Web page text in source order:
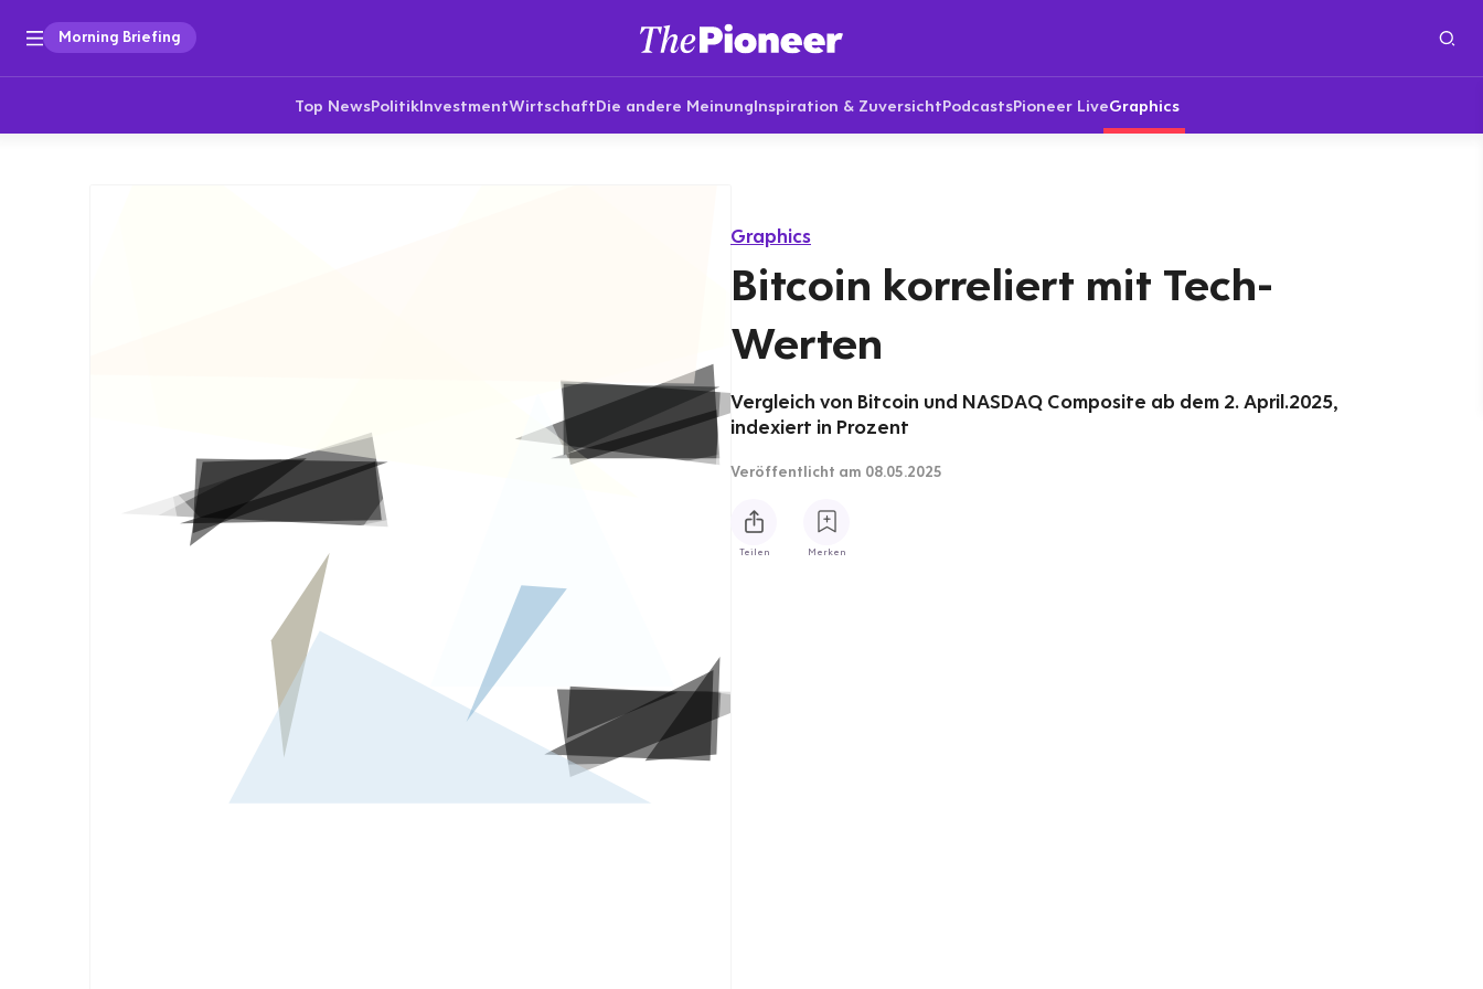
Morning Briefing
Top NewsPolitikInvestmentWirtschaftDie andere MeinungInspiration & ZuversichtPodcastsPioneer LiveGraphics
Graphics
Bitcoin korreliert mit Tech-
Werten
Vergleich von Bitcoin und NASDAQ Composite ab dem 2. April.2025,
indexiert in Prozent
Veröffentlicht am 08.05.2025
Teilen Merken